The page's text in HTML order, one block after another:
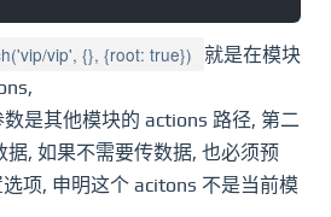
vip', {}, {root: true}) 就是在模块
是其他模块的 actions 路径, 第二
, 如果不需要传数据, 也必须预
项, 申明这个 acitons 不是当前模